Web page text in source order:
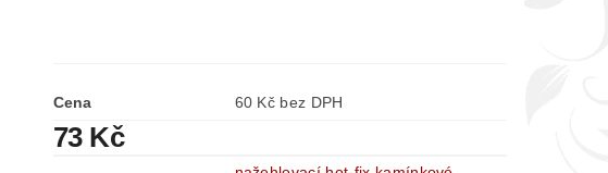
Cena 60 Kč bez DPH
73 Kč